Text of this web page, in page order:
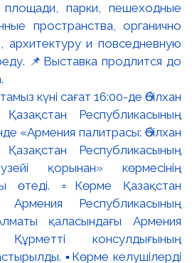
парки, пешеходные
пространства, органично
архитектуру и повседневную
📌Выставка продлится до